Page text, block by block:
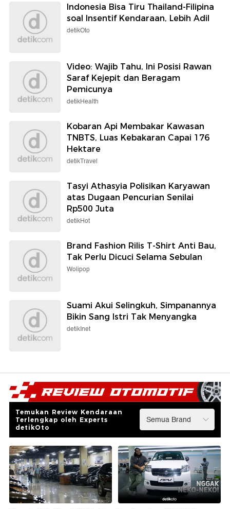
Indonesia Bisa Tiru Thailand-Filipina
soal Insentif Kendaraan, Lebih Adil
detikOto
Video: Wajib Tahu, Ini Posisi Rawan
Saraf Kejepit dan Beragam
Pemicunya
detikHealth
Kobaran Api Membakar Kawasan
TNBTS, Luas Kebakaran Capai 176
Hektare
detikTravel
Tasyi Athasyia Polisikan Karyawan
atas Dugaan Pencurian Senilai
Rp500 Juta
detikHot
Brand Fashion Rilis T-Shirt Anti Bau,
Tak Perlu Dicuci Selama Sebulan
Wolipop
Suami Akui Selingkuh, Simpanannya
Bikin Sang Istri Tak Menyangka
detikInet
Temukan Review Kendaraan
Terlengkap oleh Experts
detikOto